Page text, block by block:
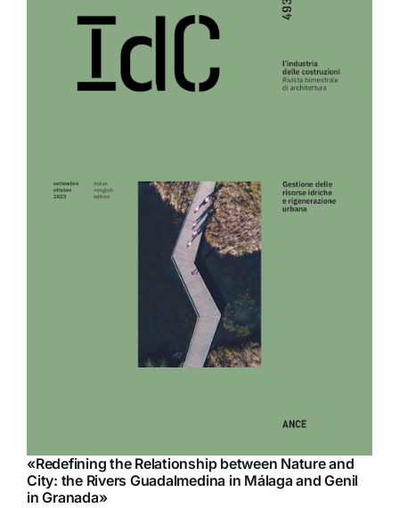
«Redefining the Relationship between Nature and
City: the Rivers Guadalmedina in Málaga and Genil
in Granada»